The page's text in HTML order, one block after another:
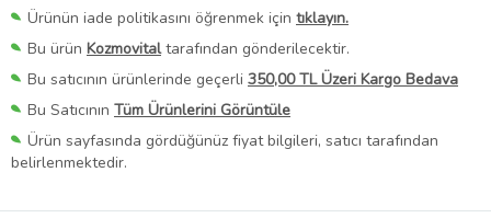
Ürünün iade politikasını öğrenmek için tıklayın.
Bu ürün Kozmovitaltarafından gönderilecektir.
Bu satıcının ürünlerinde geçerli 350,00 TL Üzeri Kargo Bedava
Bu Satıcının Tüm Ürünlerini Görüntüle
Ürün sayfasında gördüğünüz fiyat bilgileri, satıcı tarafından
belirlenmektedir.